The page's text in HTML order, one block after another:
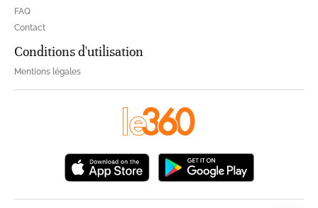
FAQ
Contact
Conditions d'utilisation
Mentions légales